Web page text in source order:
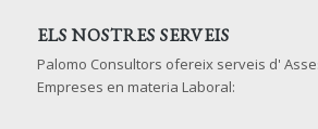
ELS NOSTRES SERVEIS
Palomo Consultors ofereix serveis d'
Empreses en materia Laboral: